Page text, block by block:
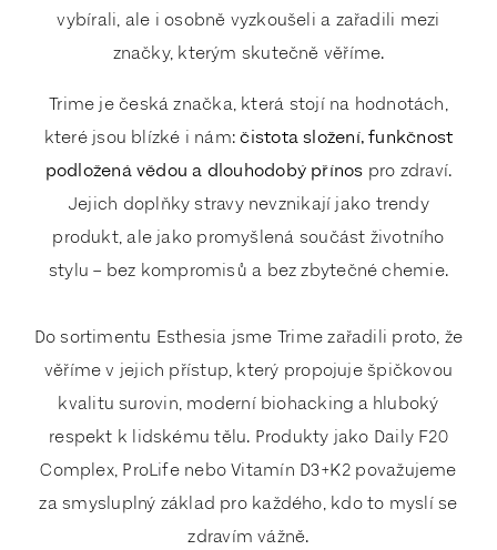
vybírali, ale i osobně vyzkoušeli a zařadili mezi
značky, kterým skutečně věříme.
Trime je česká značka, která stojí na hodnotách,
které jsou blízké i nám:čistota složení, funkčnost
podložená vědou a dlouhodobý přínos pro zdraví.
Jejich doplňky stravy nevznikají jako trendy
produkt, ale jako promyšlená součást životního
stylu – bez kompromisů a bez zbytečné chemie.
Do sortimentu Esthesia jsme Trime zařadili proto, že
věříme v jejich přístup, který propojuje špičkovou
kvalitu surovin, moderní biohacking a hluboký
respekt k lidskému tělu. Produkty jako Daily F20
Complex, ProLife nebo Vitamín D3+K2 považujeme
za smysluplný základ pro každého, kdo to myslí se
zdravím vážně.